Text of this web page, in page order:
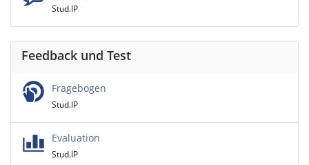
Stud.IP
Feedback und Test
Fragebogen
Stud.IP
Evaluation
Stud.IP